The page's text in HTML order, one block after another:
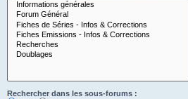
Rechercher dans les sous-forums :